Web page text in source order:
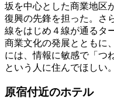
坂を中心とした商業地区
復興の先鋒を担った。さ
線をはじめ４線が通るタ
商業文化の発展とともに
には、情報に敏感で「つ
という人に住んでほしい。
原宿付近のホテル